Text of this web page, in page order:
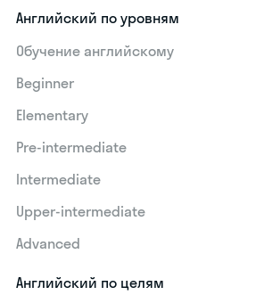
Английский по уровням
Обучение английскому
Beginner
Elementary
Pre-intermediate
Intermediate
Upper-intermediate
Advanced
Английский по целям